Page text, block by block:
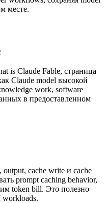
месте.
is Claude Fable, страница
Claude model высокой
work, software
в предоставленном
output, cache write и cache
prompt caching behavior,
token bill. Это полезно
workloads.